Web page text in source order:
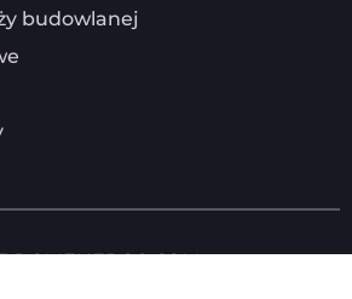
budowlanej
DOMENERGO.COM